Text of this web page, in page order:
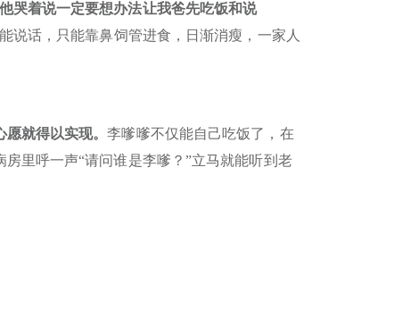
他哭着说一定要想办法让我爸先吃饭和说
说话，只能靠鼻饲管进食，日渐消瘦，一家人
愿就得以实现。李嗲嗲不仅能自己吃饭了，在
里呼一声“请问谁是李嗲？”立马就能听到老